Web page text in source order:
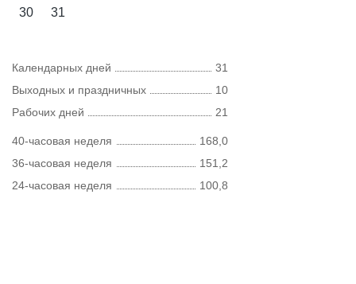
30
31
Календарных дней
31
Выходных и праздничных
10
Рабочих дней
21
40-часовая неделя
168,0
36-часовая неделя
151,2
24-часовая неделя
100,8